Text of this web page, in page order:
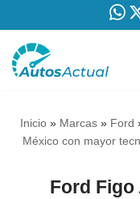
Saltar
Inicio » Marcas » Ford
México con mayor
Ford Figo